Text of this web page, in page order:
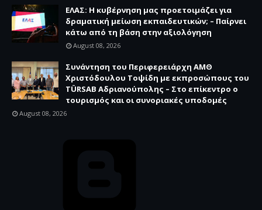
ΕΛΑΣ: Η κυβέρνηση μας προετοιμάζει για
δραματική μείωση εκπαιδευτικών; – Παίρνει
κάτω από τη βάση στην αξιολόγηση
August 08, 2026
Συνάντηση του Περιφερειάρχη ΑΜΘ
Χριστόδουλου Τοψίδη με εκπροσώπους του
TÜRSAB Αδριανούπολης – Στο επίκεντρο ο
τουρισμός και οι συνοριακές υποδομές
August 08, 2026